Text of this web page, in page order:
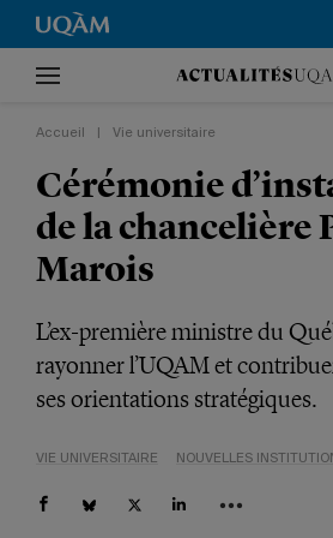
Accueil Vie universitaire
Cérémonie
de la chancelière
Marois
L’ex-première ministre du
rayonner l’UQAM et
ses orientations stratégiques.
VIE UNIVERSITAIRE NOUVELLES